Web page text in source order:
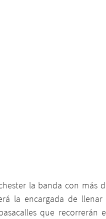
la banda con más
la encargada de
que recorrerán